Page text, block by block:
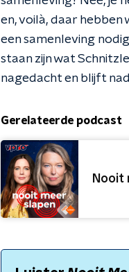
en, voilà, daar hebben
een samenleving
staan zijn wat
nagedacht en blijft
Gerelateerde podcast
Nooit